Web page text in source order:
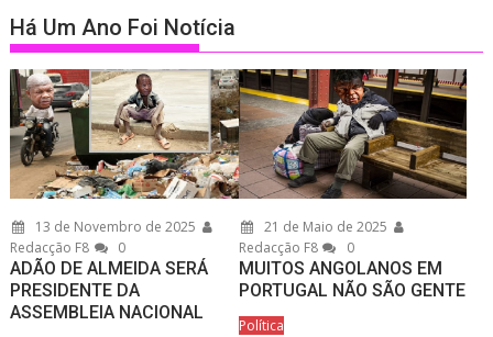
Há Um Ano Foi Notícia
13 de Novembro de 2025
Redacção F8
0
ADÃO DE ALMEIDA SERÁ
PRESIDENTE DA
ASSEMBLEIA NACIONAL
21 de Maio de 2025
Redacção F8
0
MUITOS ANGOLANOS EM
PORTUGAL NÃO SÃO GENTE
Política